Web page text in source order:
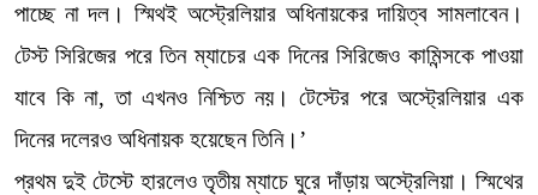
পাচ্ছে না দল। স্মিথই অস্ট্রেলিয়ার অধিনায়কের দায়িত্ব সামলাবেন।
টেস্ট সিরিজের পরে তিন ম্যাচের এক দিনের সিরিজেও কামিন্সকে পাওয়া
যাবে কি না, তা এখনও নিশ্চিত নয়। টেস্টের পরে অস্ট্রেলিয়ার এক
দিনের দলেরও অধিনায়ক হয়েছেন তিনি।’
প্রথম দুই টেস্টে হারলেও তৃতীয় ম্যাচে ঘুরে দাঁড়ায় অস্ট্রেলিয়া। স্মিথের